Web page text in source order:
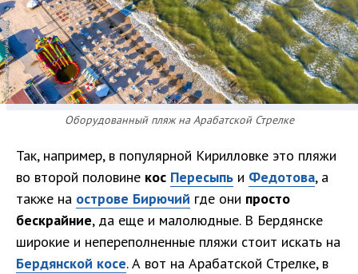
Оборудованный пляж на Арабатской Стрелке
Так, например, в популярной Кирилловке это пляжи
во второй половине кос Пересыпь и Федотова, а
также на острове Бирючий где они просто
бескрайние, да еще и малолюдные. В Бердянске
широкие и непереполненные пляжи стоит искать на
Бердянской косе. А вот на Арабатской Стрелке, в